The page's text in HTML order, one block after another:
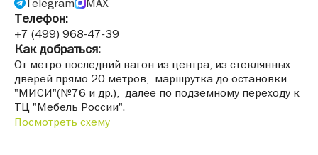
Telegram MAX
Телефон:
+7 (499) 968-47-39
Как добраться:
От метро последний вагон из центра, из стеклянных
дверей прямо 20 метров, маршрутка до остановки
"МИСИ"(№76 и др.), далее по подземному переходу к
ТЦ "Мебель России".
Посмотреть схему